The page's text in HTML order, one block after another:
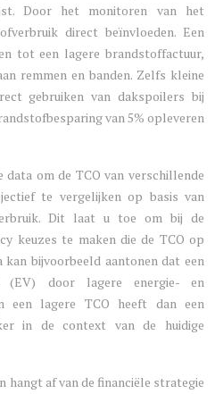
Door het monitoren van het
direct beïnvloeden. Een
tot een lagere brandstoffactuur,
remmen en banden. Zelfs kleine
gebruiken van dakspoilers bij
van 5% opleveren
om de TCO van verschillende
te vergelijken op basis van
Dit laat u toe om bij de
keuzes te maken die de TCO op
bijvoorbeeld aantonen dat een
(EV) door lagere energie- en
een lagere TCO heeft dan een
in de context van de huidige
hangt af van de financiële strategie